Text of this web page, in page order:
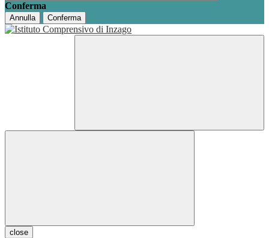
Conferma
Annulla Conferma
close